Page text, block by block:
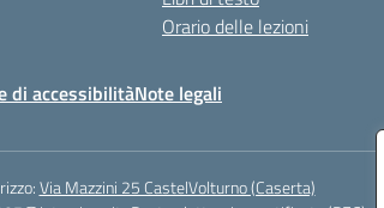
Orario delle lezioni
di accessibilitàNote legali
Via Mazzini 25 CastelVolturno (Caserta)